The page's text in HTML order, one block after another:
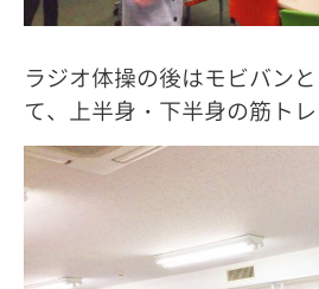
ラジオ体操の後はモビバン
て、上半身・下半身の筋ト